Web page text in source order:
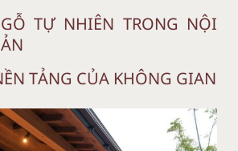
TỰ NHIÊN TRONG NỘI
TẢNG CỦA KHÔNG GIAN